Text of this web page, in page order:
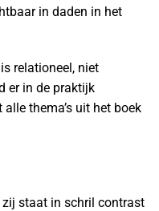
in daden in het
relationeel, niet
er in de praktijk
thema’s uit het boek
zij staat in schril contrast